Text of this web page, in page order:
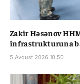
Zakir Həsənov
infrastrukturuna
5 Avqust 2026 10:50